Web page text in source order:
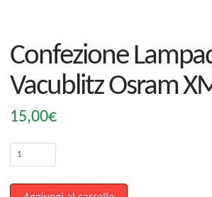
Confezione
Vacublitz Osram
15,00€
Confezione